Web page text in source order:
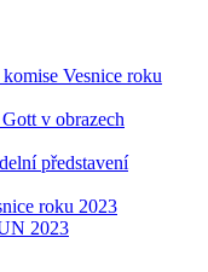
Vesnice roku
v obrazech
představení
roku 2023
2023